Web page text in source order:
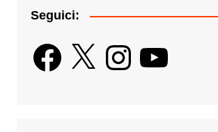
Seguici:
Facebook
X InstagramYouTube